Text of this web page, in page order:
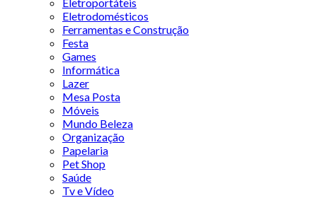
Eletrodomésticos
Ferramentas e Construção
Festa
Games
Informática
Lazer
Mesa Posta
Móveis
Mundo Beleza
Organização
Papelaria
Pet Shop
Saúde
Tv e Vídeo